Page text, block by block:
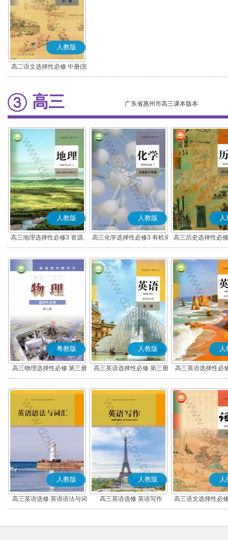
人教版
高二语文选择性必修 中册(部
编版)
高三 广东省惠州市高三课本版本
人教版
高三地理选择性必修3 资源、
环境与国家安全
人教版
高三化学选择性必修3 有机化
学基础
人
高三历史选择性必
流与传播(部
粤教版
高三物理选择性必修 第三册
人教版
高三英语选择性必修 第三册
人
高三英语选择性必
人教版
高三英语选修 英语语法与词
汇
人教版
高三英语选修 英语写作
人
高三语文选择性必
编版)